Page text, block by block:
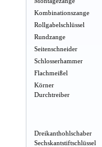
Kombinationszange
Rollgabelschlüssel
Rundzange
Seitenschneider
Schlosserhammer
Flachmeißel
Körner
Durchtreiber
Dreikanthohlschaber
Sechskantstiftschlüssel